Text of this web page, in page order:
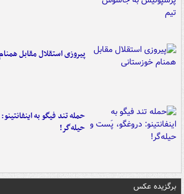
پیروزی استقلال مقابل
حمله تند فیگو به
حیله‌گر!
برگزیده عکس